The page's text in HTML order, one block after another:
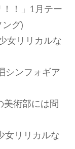
！」1月テー
グ)
女リリカルな
シンフォギア
美術部には問
女リリカルな